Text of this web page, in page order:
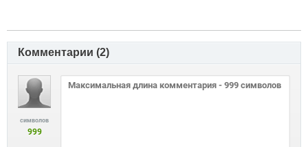
Комментарии (2)
символов
999